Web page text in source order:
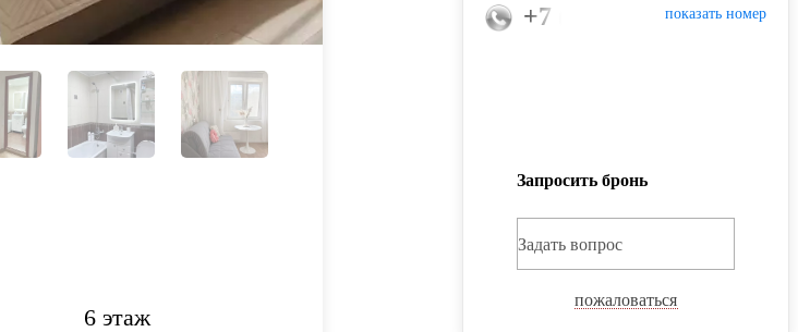
6 этаж
показать номер
+7 (906) 114-71-44
Запросить бронь
Задать вопрос
пожаловаться